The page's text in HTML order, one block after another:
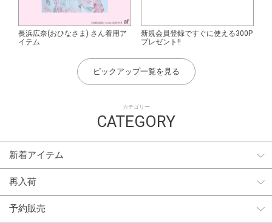
カテゴリー
CATEGORY
新着アイテム
再入荷
予約販売
長浜広奈(おひなさま) さん着用ア
イテム
新規会員登録ですぐに使える300P
プレゼント!!
ピックアップ一覧を見る